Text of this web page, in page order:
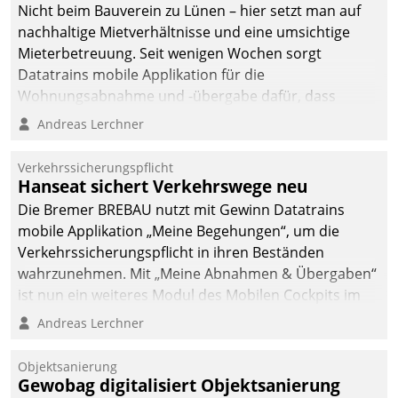
Nicht beim Bauverein zu Lünen – hier setzt man auf
nachhaltige Mietverhältnisse und eine umsichtige
Mieterbetreuung. Seit wenigen Wochen sorgt
Datatrains mobile Applikation für die
Wohnungsabnahme und -übergabe dafür, dass
Mieter wohlgeordnet kommen und, so es sein muss,
Andreas Lerchner
Verkehrssicherungspflicht
Hanseat sichert Verkehrswege neu
Die Bremer BREBAU nutzt mit Gewinn Datatrains
mobile Applikation „Meine Begehungen“, um die
Verkehrssicherungspflicht in ihren Beständen
wahrzunehmen. Mit „Meine Abnahmen & Übergaben“
ist nun ein weiteres Modul des Mobilen Cockpits im
Einsatz.
Andreas Lerchner
Objektsanierung
Gewobag digitalisiert Objektsanierung